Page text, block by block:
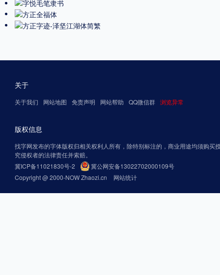
关于
关于我们 网站地图 免责声明 网站帮助 QQ微信群 浏览异常
版权信息
找字网发布的字体版权归相关权利人所有，除特别标注的，商业用途均须购买
究侵权者的法律责任并索赔。
冀ICP备11021830号-2
冀公网安备13022702000109号
Copyright @ 2000-NOW Zhaozi.cn
网站统计